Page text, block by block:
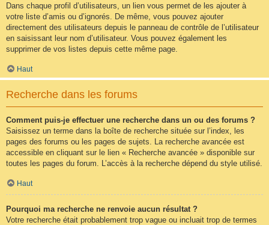
Dans chaque profil d’utilisateurs, un lien vous permet de les ajouter à
votre liste d’amis ou d’ignorés. De même, vous pouvez ajouter
directement des utilisateurs depuis le panneau de contrôle de l’utilisateur
en saisissant leur nom d’utilisateur. Vous pouvez également les
supprimer de vos listes depuis cette même page.
Haut
Recherche dans les forums
Comment puis-je effectuer une recherche dans un ou des forums ?
Saisissez un terme dans la boîte de recherche située sur l’index, les
pages des forums ou les pages de sujets. La recherche avancée est
accessible en cliquant sur le lien « Recherche avancée » disponible sur
toutes les pages du forum. L’accès à la recherche dépend du style utilisé.
Haut
Pourquoi ma recherche ne renvoie aucun résultat ?
Votre recherche était probablement trop vague ou incluait trop de termes